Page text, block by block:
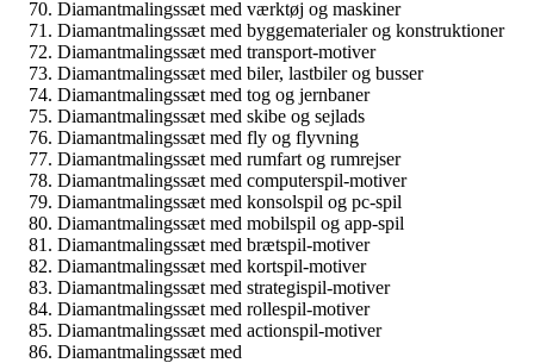
Diamantmalingssæt med værktøj og maskiner
Diamantmalingssæt med byggematerialer og konstruktioner
Diamantmalingssæt med transport-motiver
Diamantmalingssæt med biler, lastbiler og busser
Diamantmalingssæt med tog og jernbaner
Diamantmalingssæt med skibe og sejlads
Diamantmalingssæt med fly og flyvning
Diamantmalingssæt med rumfart og rumrejser
Diamantmalingssæt med computerspil-motiver
Diamantmalingssæt med konsolspil og pc-spil
Diamantmalingssæt med mobilspil og app-spil
Diamantmalingssæt med brætspil-motiver
Diamantmalingssæt med kortspil-motiver
Diamantmalingssæt med strategispil-motiver
Diamantmalingssæt med rollespil-motiver
Diamantmalingssæt med actionspil-motiver
Diamantmalingssæt med